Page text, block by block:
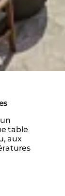
table
aux